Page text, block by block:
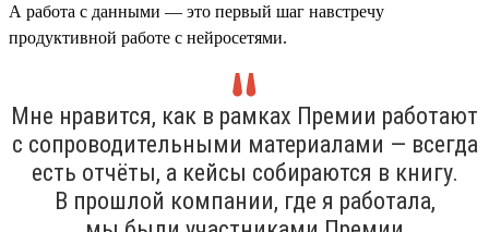
А работа с данными — это первый шаг навстречу
продуктивной работе с нейросетями.
Мне нравится, как в рамках Премии работают
с сопроводительными материалами — всегда
есть отчёты, а кейсы собираются в книгу.
В прошлой компании, где я работала,